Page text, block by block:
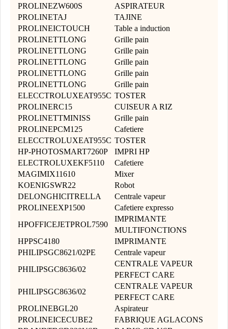
PROLINEZW600S
ASPIRATEUR
PROLINETAJ
TAJINE
PROLINEICTOUCH
Table a induction
PROLINETTLONG
Grille pain
PROLINETTLONG
Grille pain
PROLINETTLONG
Grille pain
PROLINETTLONG
Grille pain
PROLINETTLONG
Grille pain
ELECCTROLUXEAT955C TOSTER
PROLINERC15
CUISEUR A RIZ
PROLINETTMINISS
Grille pain
PROLINEPCM125
Cafetiere
ELECCTROLUXEAT955C TOSTER
HP-PHOTOSMART7260P
IMPRI HP
ELECTROLUXEKF5110
Cafetiere
MAGIMIX11610
Mixer
KOENIGSWR22
Robot
DELONGHICITRELLA
Centrale vapeur
PROLINEEXP1500
Cafetiere expresso
HPOFFICEJETPROL7590
IMPRIMANTE
MULTIFONCTIONS
HPPSC4180
IMPRIMANTE
PHILIPSGC8621/02PE
Centrale vapeur
PHILIPSGC8636/02
CENTRALE VAPEUR
PERFECT CARE
PHILIPSGC8636/02
CENTRALE VAPEUR
PERFECT CARE
PROLINEBGL20
Aspirateur
PROLINEICECUBE2
FABRIQUE AGLACONS